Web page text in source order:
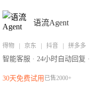
语流Agent
智能客服 · 24小时自动回复
30天免费试用 已售2000+